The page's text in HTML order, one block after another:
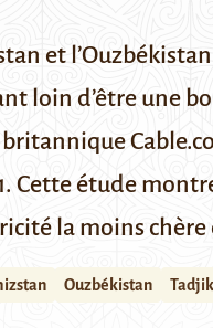
et
loin d’être une
britannique
Cette étude
la moins
Ouzbékistan